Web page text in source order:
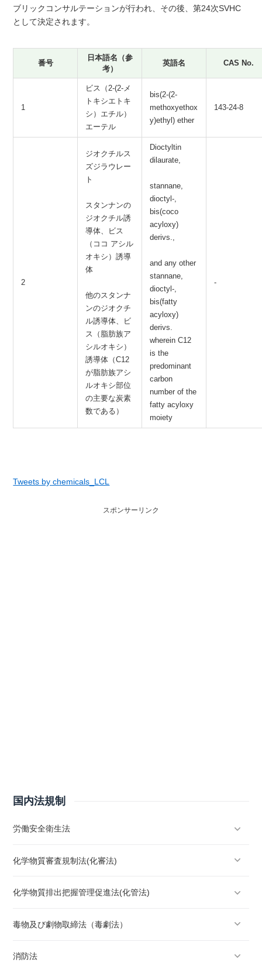
ブリックコンサルテーションが行われ、その後、第24次SVHC
として決定されます。
番号
日本語名（参
考）
英語名 CAS No.
1
ビス（2-(2-メ
トキシエトキ
シ）エチル）
エーテル
bis(2-(2-
methoxyethox
y)ethyl) ether
143-24-8
2
ジオクチルス
ズジラウレー
ト
スタンナンの
ジオクチル誘
導体、ビス
（ココ アシル
オキシ）誘導
体
他のスタンナ
ンのジオクチ
ル誘導体、ビ
ス（脂肪族ア
シルオキシ）
誘導体（C12
が脂肪族アシ
ルオキシ部位
の主要な炭素
数である）
Dioctyltin
dilaurate,
stannane,
dioctyl-,
bis(coco
acyloxy)
derivs.,
and any other
stannane,
dioctyl-,
bis(fatty
acyloxy)
derivs.
wherein C12
is the
predominant
carbon
number of the
fatty acyloxy
moiety
-
Tweets by chemicals_LCL
スポンサーリンク
国内法規制
労働安全衛生法
化学物質審査規制法(化審法)
化学物質排出把握管理促進法(化管法)
毒物及び劇物取締法（毒劇法）
消防法